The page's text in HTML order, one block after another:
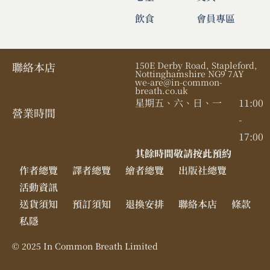
飲食
會員專區
聯絡本店 150E Derby Road, Stapleford,
Nottinghamshire NG9 7AY
we-are@in-common-
breath.co.uk
營業時間​
星期五、六、日、一
11:00
-
17:00
其餘時間敬請按此預約
作者總覽
譯者總覽 繪者總覽
出版社總覽
活動資訊
送貨須知
預訂須知 退換安排 聯絡本店
條款
私隱
© 2025 In Common Breath Limited